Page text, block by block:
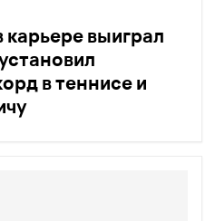
выиграл
в теннисе и